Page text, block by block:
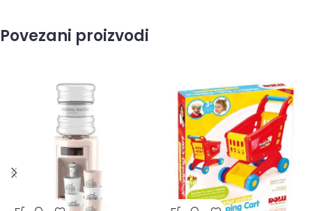
Povezani proizvodi